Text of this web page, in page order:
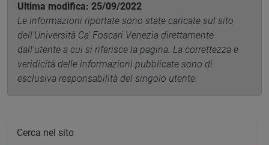
Ultima modifica: 25/09/2022
Le informazioni riportate sono state caricate sul sito
dell'Università Ca' Foscari Venezia direttamente
dall'utente a cui si riferisce la pagina. La correttezza e
veridicità delle informazioni pubblicate sono di
esclusiva responsabilità del singolo utente.
Cerca nel sito